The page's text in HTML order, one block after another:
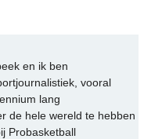
en ik ben
vooral
lang
de hele wereld te hebben
Probasketball